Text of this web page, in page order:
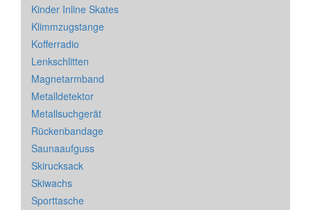
Kinder Inline Skates
Klimmzugstange
Kofferradio
Lenkschlitten
Magnetarmband
Metalldetektor
Metallsuchgerät
Rückenbandage
Saunaaufguss
Skirucksack
Skiwachs
Sporttasche